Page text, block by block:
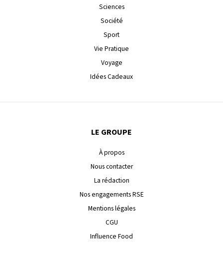
Sciences
Société
Sport
Vie Pratique
Voyage
Idées Cadeaux
LE GROUPE
À propos
Nous contacter
La rédaction
Nos engagements RSE
Mentions légales
CGU
Influence Food